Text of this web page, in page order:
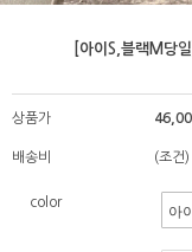
[아이S,블랙M당
상품가
배송비 (조건)
color 아